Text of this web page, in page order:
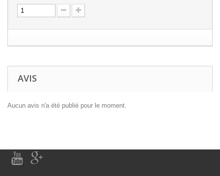
AVIS
Aucun avis n'a été publié pour le moment.